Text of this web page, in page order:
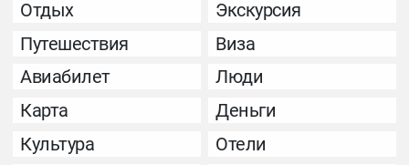
Отдых
Экскурсия
Путешествия
Виза
Авиабилет
Люди
Карта
Деньги
Культура
Отели